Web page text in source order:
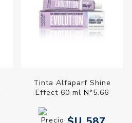
Tinta Alfaparf Shine
Effect 60 ml N°5.66